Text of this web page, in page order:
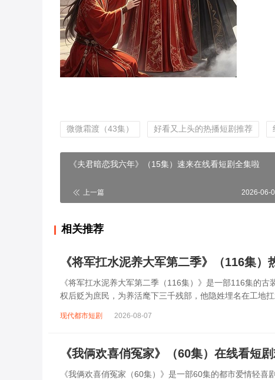
微微霜渡（43集） 好看又上头的热播短剧推荐
《夫君暗恋我六年》（15集）速来在线看短剧全集啦
上一篇 2026-06-
相关推荐
《将军扛水泥养大军第二季》（116集）
《将军扛水泥养大军第二季（116集）》是一部116集的
权后贬为庶民，为养活麾下三千残部，他隐姓埋名在工地
现代都市短剧 2026-08-07
《我俩欢喜俏冤家》（60集）在线看短
《我俩欢喜俏冤家（60集）》是一部60集的都市爱情轻